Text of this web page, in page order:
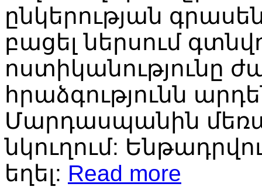
ընկերության
բացել ներսում
ոստիկանությունը
հրաձգությունն
Մարդասպանին
նկուղում:
եղել: Read more